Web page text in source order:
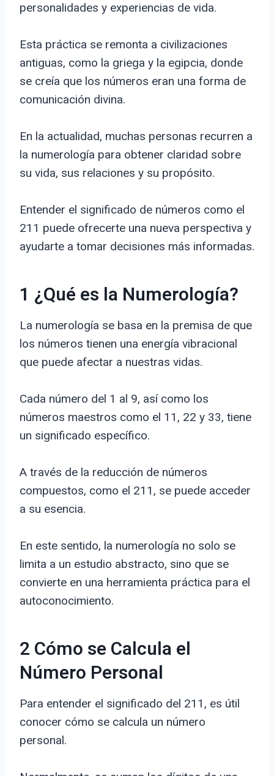
personalidades y experiencias de vida.
Esta práctica se remonta a civilizaciones
antiguas, como la griega y la egipcia, donde
se creía que los números eran una forma de
comunicación divina.
En la actualidad, muchas personas recurren a
la numerología para obtener claridad sobre
su vida, sus relaciones y su propósito.
Entender el significado de números como el
211 puede ofrecerte una nueva perspectiva y
ayudarte a tomar decisiones más informadas.
1 ¿Qué es la Numerología?
La numerología se basa en la premisa de que
los números tienen una energía vibracional
que puede afectar a nuestras vidas.
Cada número del 1 al 9, así como los
números maestros como el 11, 22 y 33, tiene
un significado específico.
A través de la reducción de números
compuestos, como el 211, se puede acceder
a su esencia.
En este sentido, la numerología no solo se
limita a un estudio abstracto, sino que se
convierte en una herramienta práctica para el
autoconocimiento.
2 Cómo se Calcula el
Número Personal
Para entender el significado del 211, es útil
conocer cómo se calcula un número
personal.